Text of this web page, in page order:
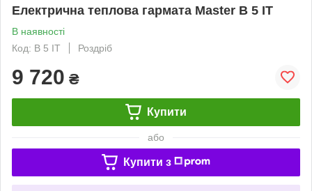
Електрична теплова гармата Master B 5 IT
В наявності
Код: B 5 IT
Роздріб
9 720 ₴
Купити
або
Купити з